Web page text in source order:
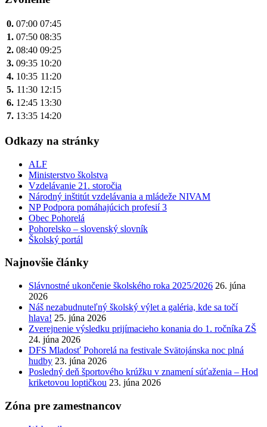
0. 07:00 07:45
1. 07:50 08:35
2. 08:40 09:25
3. 09:35 10:20
4. 10:35 11:20
5. 11:30 12:15
6. 12:45 13:30
7. 13:35 14:20
Odkazy na stránky
ALF
Ministerstvo školstva
Vzdelávanie 21. storočia
Národný inštitút vzdelávania a mládeže NIVAM
NP Podpora pomáhajúcich profesií 3
Obec Pohorelá
Pohorelsko – slovenský slovník
Školský portál
Najnovšie články
Slávnostné ukončenie školského roka 2025/2026 26. júna
2026
Náš nezabudnuteľný školský výlet a galéria, kde sa točí
hlava! 25. júna 2026
Zverejnenie výsledku prijímacieho konania do 1. ročníka ZŠ
24. júna 2026
DFS Mladosť Pohorelá na festivale Svätojánska noc plná
hudby 23. júna 2026
Posledný deň športového krúžku v znamení súťaženia – Hod
kriketovou loptičkou 23. júna 2026
Zóna pre zamestnancov